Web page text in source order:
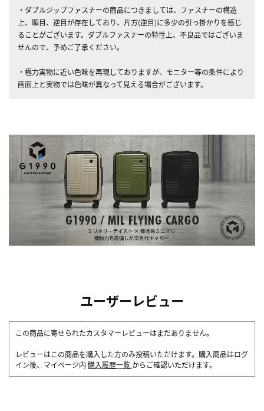
・ダブルジップファスナーの商品につきましては、ファスナーの構造
上、順目、逆目が存在しており、片方(逆目)に多少の引っ掛かりを感じ
ることがございます。ダブルファスナーの特性上、不良品ではございま
せんので、予めご了承ください。
・極力実物に近い色味を再現しておりますが、モニター等の条件により
画面上と実物では色味が異なって見える場合がございます。
ユーザーレビュー
この商品に寄せられたカスタマーレビューはまだありません。
レビューはこの商品を購入した方のみ投稿いただけます。購入商品はログ
イン後、マイページ内 購入履歴一覧 からご確認いただけます。